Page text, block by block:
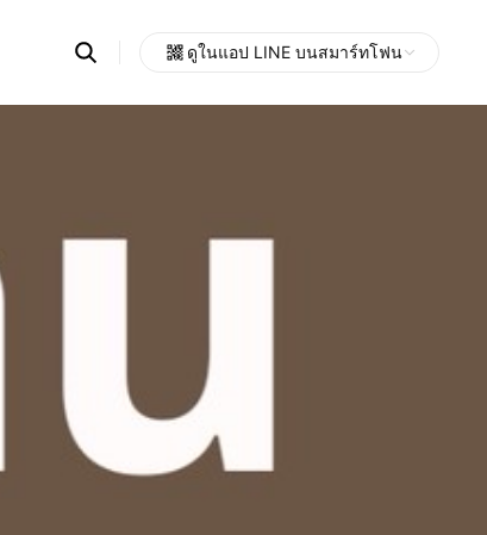
Search
OpenChats
messages
search
ดูในแอป LINE บนสมาร์ทโฟน